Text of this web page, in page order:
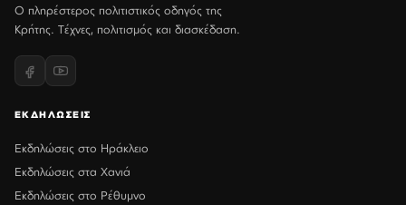
Ο πληρέστερος πολιτιστικός οδηγός της
Κρήτης. Τέχνες, πολιτισμός και διασκέδαση.
ΕΚΔΗΛΩΣΕΙΣ
Εκδηλώσεις στο Ηράκλειο
Εκδηλώσεις στα Χανιά
Εκδηλώσεις στο Ρέθυμνο